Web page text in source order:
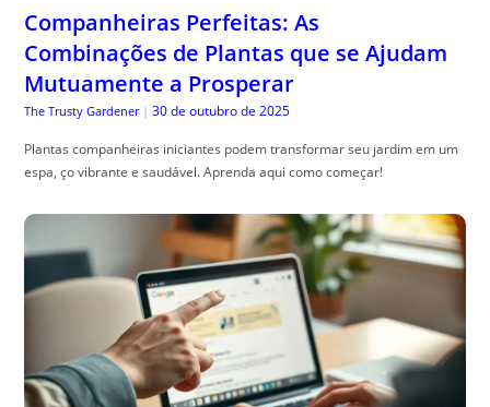
Companheiras Perfeitas: As
Combinações de Plantas que se Ajudam
Mutuamente a Prosperar
The Trusty Gardener | 30 de outubro de 2025
Plantas companheiras iniciantes podem transformar seu jardim em um
espa, ço vibrante e saudável. Aprenda aqui como começar!